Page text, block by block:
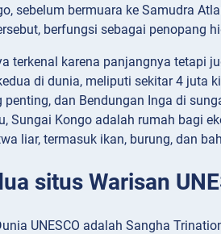
sebelum bermuara ke Samudra
berfungsi sebagai penopang
terkenal karena panjangnya tetapi
di dunia, meliputi sekitar 4 juta
penting, dan Bendungan Inga di
Sungai Kongo adalah rumah bagi
liar, termasuk ikan, burung, dan
situs Warisan
UNESCO adalah Sangha